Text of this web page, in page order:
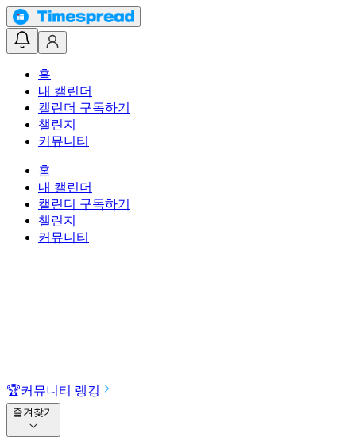
홈
내 캘린더
캘린더 구독하기
챌린지
커뮤니티
홈
내 캘린더
캘린더 구독하기
챌린지
커뮤니티
🏆커뮤니티 랭킹
즐겨찾기